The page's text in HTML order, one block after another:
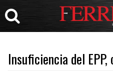
Insuficiencia del